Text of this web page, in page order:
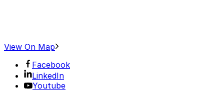
View On Map
Facebook
LinkedIn
Youtube